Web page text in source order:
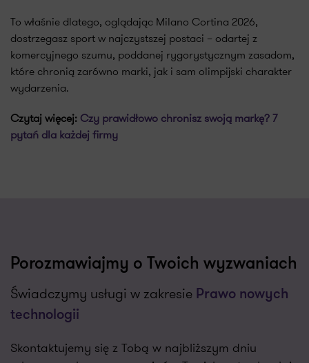
To właśnie dlatego, oglądając Milano Cortina 2026,
dostrzegasz sport w najczystszej postaci – odartej z
komercyjnego szumu, poddanej rygorystycznym zasadom,
które chronią zarówno marki, jak i sam olimpijski charakter
wydarzenia.
Czytaj więcej: Czy prawidłowo chronisz swoją markę? 7
pytań dla każdej firmy
Porozmawiajmy o Twoich wyzwaniach
Świadczymy usługi w zakresie Prawo nowych
technologii
Skontaktujemy się z Tobą w najbliższym dniu